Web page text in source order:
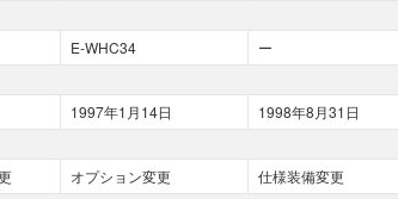
E-WHC34 ー
1997年1月14日 1998年8月31日
オプション変更 仕様装備変更